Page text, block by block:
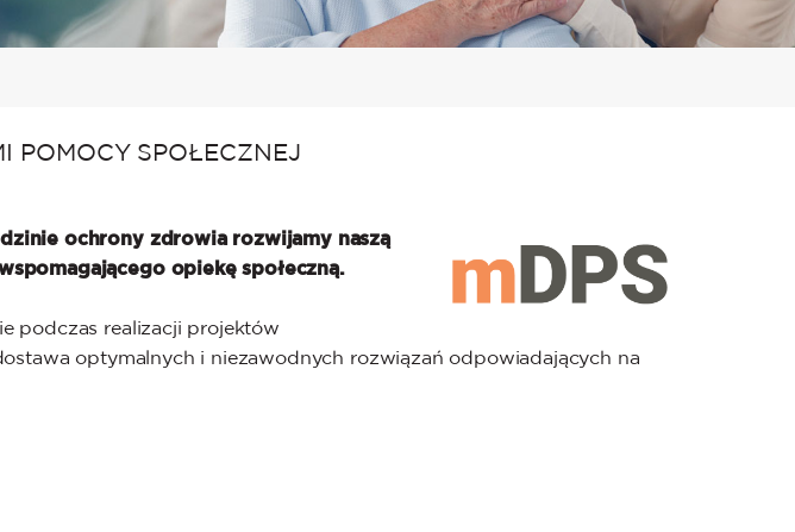
POMOCY SPOŁECZNEJ
ochrony zdrowia rozwijamy naszą
opiekę społeczną.
podczas realizacji projektów
optymalnych i niezawodnych rozwiązań odpowiadających na